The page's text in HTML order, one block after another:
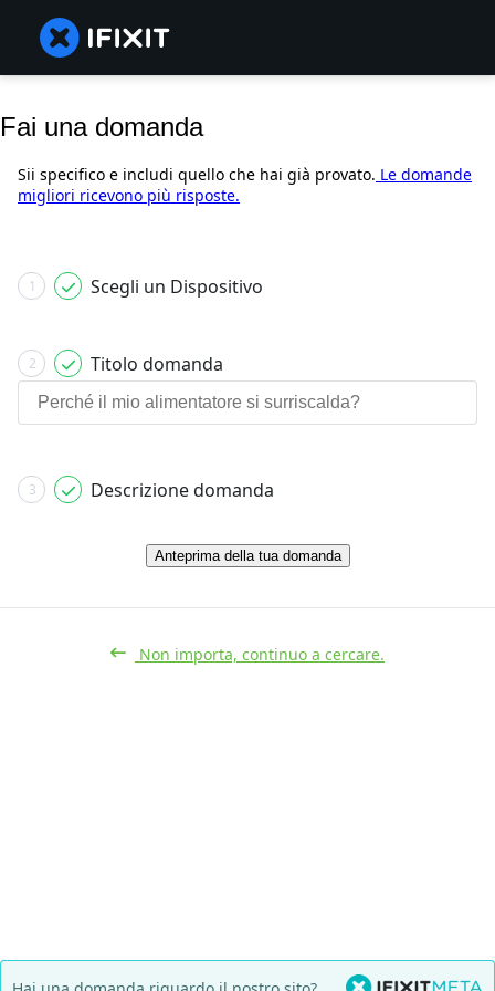
Fai una domanda
Sii specifico e includi quello che hai già provato. Le domande
migliori ricevono più risposte.
1 Scegli un Dispositivo
2 Titolo domanda
3 Descrizione domanda
Anteprima della tua domanda
Non importa, continuo a cercare.